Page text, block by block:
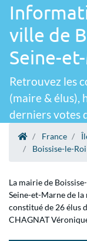
ville de
Seine-
Retrouvez les
(maire & élus),
derniers votes
France
Boissise-le-Roi
La mairie de
Seine-et-Marne de
constitué de 26 élus
CHAGNAT